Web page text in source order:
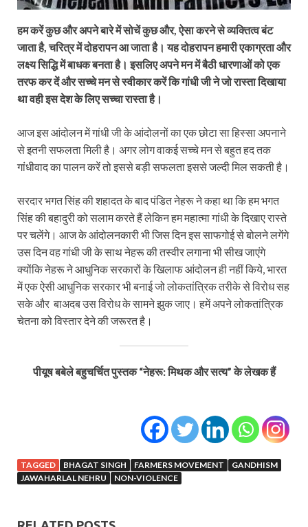
हम करें कुछ और अपने बारे में सोचें कुछ और, ऐसा करने से व्यक्तित्व बंट
जाता है, चरित्र में दोहरापन आ जाता है। यह दोहरापन हमारी एकाग्रता और
लक्ष्य सिद्धि में बाधक बनता है। इसलिए अपने मन में बैठी धारणाओं को एक
तरफ कर दें और सच्चे मन से स्वीकार करें कि गांधी जी ने जो रास्ता दिखाया
था वही इस देश के लिए सच्चा रास्ता है।
आज इस आंदोलन में गांधी जी के आंदोलनों का एक छोटा सा हिस्सा अपनाने
से इतनी सफलता मिली है। अगर लोग वाकई सच्चे मन से बहुत हद तक
गांधीवाद का पालन करें तो इससे बड़ी सफलता इससे जल्दी मिल सकती है।
सरदार भगत सिंह की शहादत के बाद पंडित नेहरू ने कहा था कि हम भगत
सिंह की बहादुरी को सलाम करते हैं लेकिन हम महात्मा गांधी के दिखाए रास्ते
पर चलेंगे। आज के आंदोलनकारी भी जिस दिन इस साफगोई से बोलने लगेंगे
उस दिन वह गांधी जी के साथ नेहरू की तस्वीर लगाना भी सीख जाएंगे
क्योंकि नेहरू ने आधुनिक सरकारों के खिलाफ आंदोलन ही नहीं किये, भारत
में एक ऐसी आधुनिक सरकार भी बनाई जो लोकतांत्रिक तरीके से विरोध सह
सके और बाअदब उस विरोध के सामने झुक जाए। हमें अपने लोकतांत्रिक
चेतना को विस्तार देने की जरूरत है।
पीयूष बबेले बहुचर्चित पुस्तक “नेहरू: मिथक और सत्य” के लेखक हैं
TAGGED BHAGAT SINGH FARMERS MOVEMENT
GANDHISM
JAWAHARLAL NEHRU
NON-VIOLENCE